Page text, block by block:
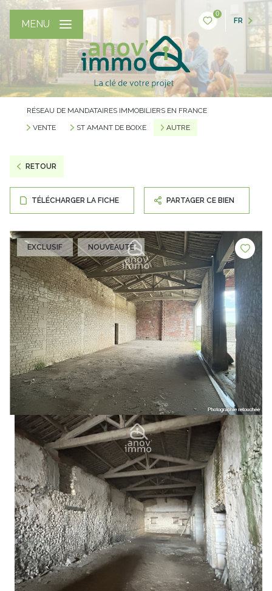
0
FR
MENU
RÉSEAU DE MANDATAIRES IMMOBILIERS EN FRANCE
VENTE
ST AMANT DE BOIXE AUTRE
RETOUR
TÉLÉCHARGER LA FICHE PARTAGER CE BIEN
EXCLUSIF NOUVEAUTÉ